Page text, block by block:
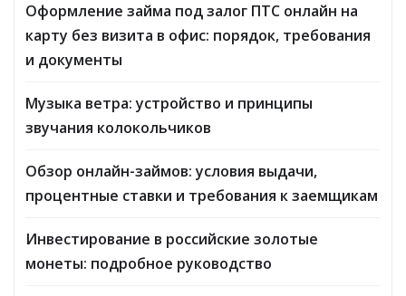
Оформление займа под залог ПТС онлайн на
карту без визита в офис: порядок, требования
и документы
Музыка ветра: устройство и принципы
звучания колокольчиков
Обзор онлайн-займов: условия выдачи,
процентные ставки и требования к заемщикам
Инвестирование в российские золотые
монеты: подробное руководство